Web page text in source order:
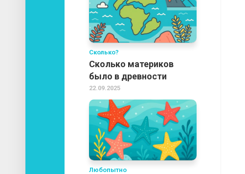
Сколько?
Сколько материков
было в древности
22.09.2025
Любопытно